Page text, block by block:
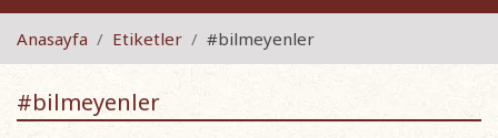
Anasayfa Etiketler #bilmeyenler
#bilmeyenler